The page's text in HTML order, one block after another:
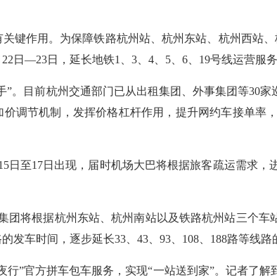
键作用。为保障铁路杭州站、杭州东站、杭州西站
日—23日，延长地铁1、3、4、5、6、19号线运营服
”。目前杭州交通部门已从出租集团、外事集团等30
调节机制，发挥价格杠杆作用，提升网约车接单
日至17日出现，届时机场大巴将根据旅客疏运需求
团将根据杭州东站、杭州南站以及铁路杭州站三个
发车时间，逐步延长33、43、93、108、188路等线
行”官方拼车包车服务，实现“一站送到家”。记者了